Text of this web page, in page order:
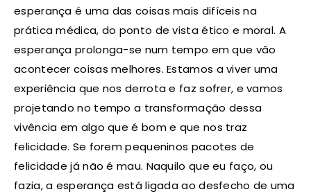
esperança é uma das coisas mais difíceis na
prática médica, do ponto de vista ético e moral. A
esperança prolonga-se num tempo em que vão
acontecer coisas melhores. Estamos a viver uma
experiência que nos derrota e faz sofrer, e vamos
projetando no tempo a transformação dessa
vivência em algo que é bom e que nos traz
felicidade. Se forem pequeninos pacotes de
felicidade já não é mau. Naquilo que eu faço, ou
fazia, a esperança está ligada ao desfecho de uma